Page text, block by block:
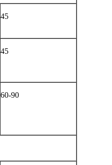
45
45
60-90